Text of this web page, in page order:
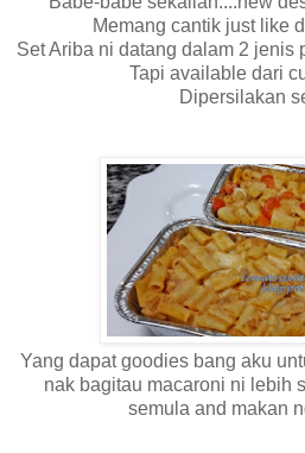
Memang cantik just like
Set Ariba ni datang dalam 2 jenis
Tapi available dari
Dipersilakan
Yang dapat goodies bang aku
nak bagitau macaroni ni lebih
semula and makan